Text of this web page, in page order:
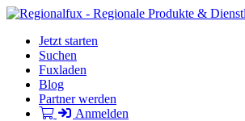
Jetzt starten
Suchen
Fuxladen
Blog
Partner werden
Anmelden